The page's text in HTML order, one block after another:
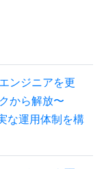
ンジニアを更
から解放〜
な運用体制を構